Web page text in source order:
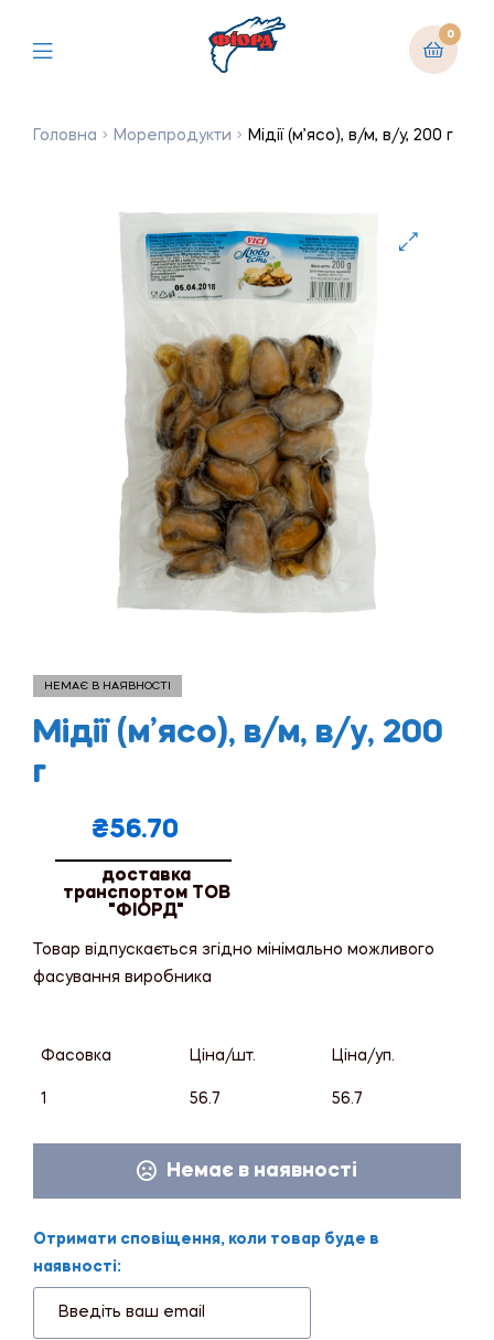
0
Головна Морепродукти Мідії (м’ясо), в/м, в/у, 200 г
НЕМАЄ В НАЯВНОСТІ
Мідії (м’ясо), в/м, в/у, 200
г
₴56.70
доставка
транспортом ТОВ
"ФІОРД"
Товар відпускається згідно мінімально можливого
фасування виробника
Фасовка Ціна/шт. Ціна/уп.
1 56.7 56.7
Немає в наявності
Отримати сповіщення, коли товар буде в
наявності: